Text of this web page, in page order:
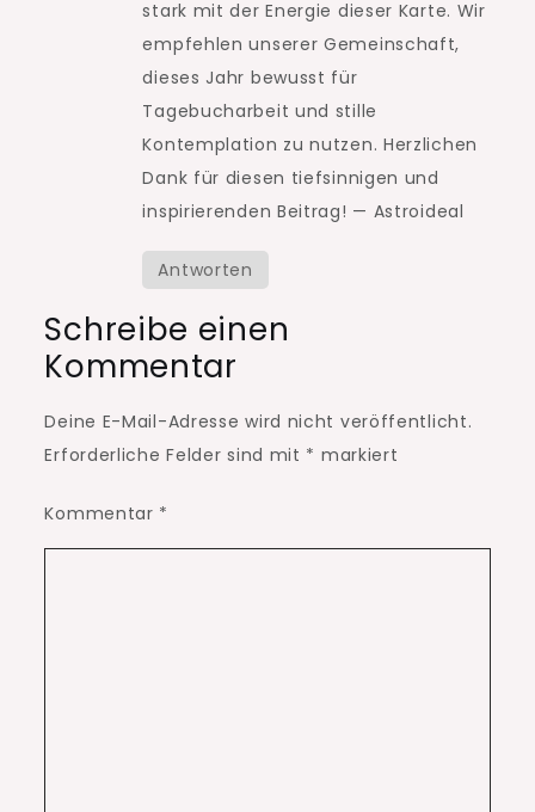
stark mit der Energie dieser Karte. Wir
empfehlen unserer Gemeinschaft,
dieses Jahr bewusst für
Tagebucharbeit und stille
Kontemplation zu nutzen. Herzlichen
Dank für diesen tiefsinnigen und
inspirierenden Beitrag! — Astroideal
Antworten
Schreibe einen
Kommentar
Deine E-Mail-Adresse wird nicht veröffentlicht.
Erforderliche Felder sind mit * markiert
Kommentar *